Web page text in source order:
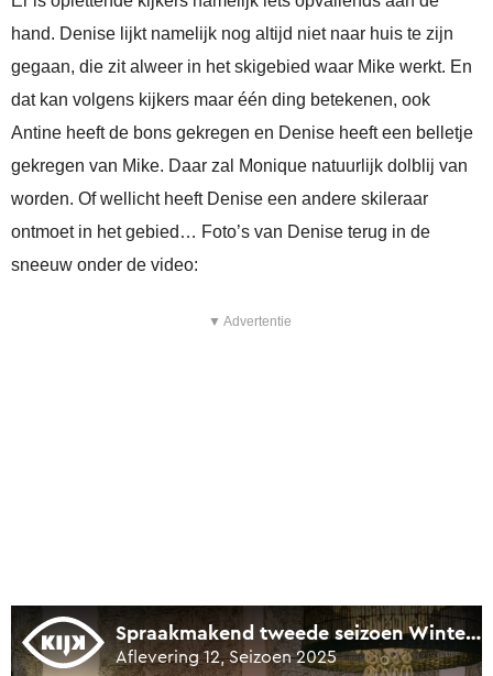
hand. Denise lijkt namelijk nog altijd niet naar huis te zijn
gegaan, die zit alweer in het skigebied waar Mike werkt. En
dat kan volgens kijkers maar één ding betekenen, ook
Antine heeft de bons gekregen en Denise heeft een belletje
gekregen van Mike. Daar zal Monique natuurlijk dolblij van
worden. Of wellicht heeft Denise een andere skileraar
ontmoet in het gebied… Foto’s van Denise terug in de
sneeuw onder de video:
▼ Advertentie